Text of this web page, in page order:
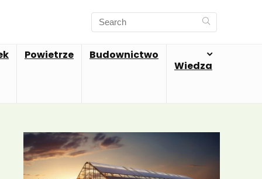
Powietrze
Budownictwo
Wiedza